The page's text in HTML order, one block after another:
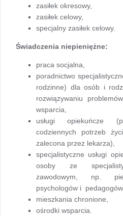
zasiłek okresowy,
zasiłek celowy,
specjalny zasiłek celowy.
Świadczenia niepieniężne:
praca socjalna,
poradnictwo
rodzinne) dla osób i
rozwiązywaniu
wsparcia,
usługi opiekuńcze
codziennych potrzeb
zalecona przez lekarza),
specjalistyczne usługi
osoby ze
zawodowym, np.
psychologów i
mieszkania chronione,
ośrodki wsparcia.